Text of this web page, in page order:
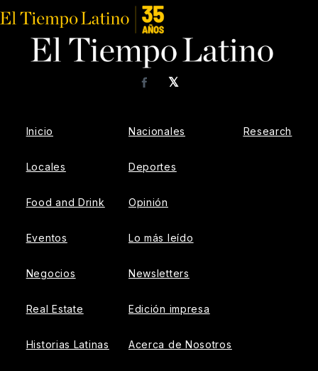
𝕏
Facebook
Inicio
Locales
Food and Drink
Eventos
Negocios
Real Estate
Historias Latinas
Nacionales
Deportes
Opinión
Lo más leído
Newsletters
Edición impresa
Acerca de Nosotros
Research